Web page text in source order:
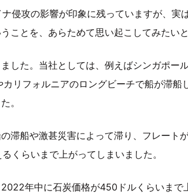
侵攻の影響が印象に残っていますが、実
ことを、あらためて思い起こしてみたいと
した。当社としては、例えばシンガポー
リフォルニアのロングビーチで船が滞船
。
滞船や激甚災害によって滞り、フレート
くらいまで上がってしまいました。
年中に石炭価格が450ドルくらいま